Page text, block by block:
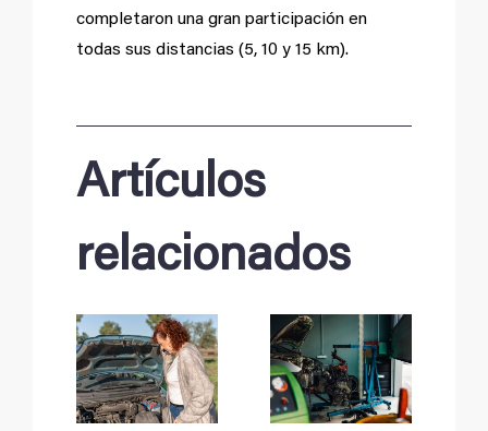
completaron una gran participación en
todas sus distancias (5, 10 y 15 km).
Artículos
relacionados